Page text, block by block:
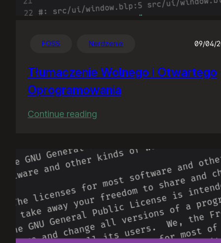
FOSS Nerdzenie 09/04/
Tłumaczenie Wolnego i Otwartego
Oprogramowania
Continue reading
i
Otwartego
Oprogramowania